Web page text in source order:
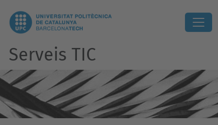
Serveis TIC